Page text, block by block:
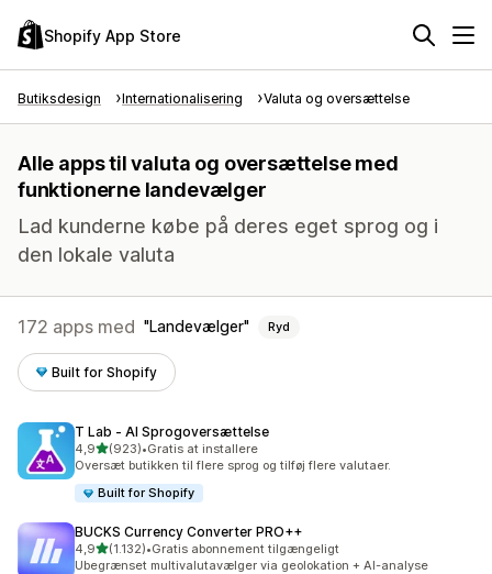
Shopify App Store
Butiksdesign Internationalisering Valuta og oversættelse
Alle apps til valuta og oversættelse med
funktionerne landevælger
Lad kunderne købe på deres eget sprog og i
den lokale valuta
172 apps med Landevælger Ryd
Built for Shopify
T Lab ‑ AI Sprogoversættelse
4,9ud af 5 stjerner
(923)
923 anmeldelser i alt
•Gratis at installere
Oversæt butikken til flere sprog og tilføj flere valutaer.
Built for Shopify
BUCKS Currency Converter PRO++
4,9ud af 5 stjerner
(1.132)
1132 anmeldelser i alt
•Gratis abonnement tilgængeligt
Ubegrænset multivalutavælger via geolokation + AI-analyse